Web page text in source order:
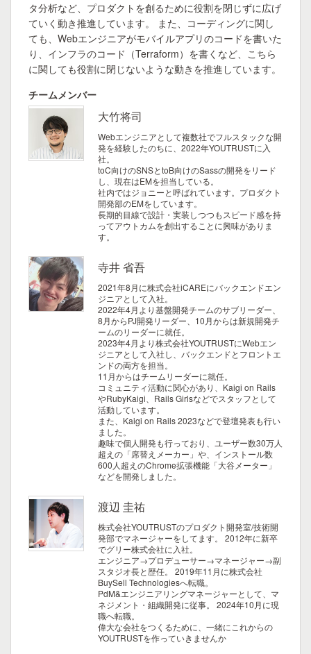
タ分析など、プロダクトを創るために役割を閉じずに広げ
ていく動き推進しています。 また、コーディングに関し
ても、Webエンジニアがモバイルアプリのコードを書いた
り、インフラのコード（Terraform）を書くなど、こちら
に関しても役割に閉じないような動きを推進しています。
チームメンバー
大竹将司
Webエンジニアとして複数社でフルスタックな開
発を経験したのちに、2022年YOUTRUSTに入
社。
toC向けのSNSとtoB向けのSassの開発をリード
し、現在はEMを担当している。
社内ではジョニーと呼ばれています。プロダクト
開発部のEMをしています。
長期的目線で設計・実装しつつもスピード感を持
ってアウトカムを創出することに興味がありま
す。
寺井 省吾
2021年8月に株式会社iCAREにバックエンドエン
ジニアとして入社。
2022年4月より基盤開発チームのサブリーダー、
8月からPJ開発リーダー、10月からは新規開発チ
ームのリーダーに就任。
2023年4月より株式会社YOUTRUSTにWebエン
ジニアとして入社し、バックエンドとフロントエ
ンドの両方を担当。
11月からはチームリーダーに就任。
コミュニティ活動に関心があり、Kaigi on Rails
やRubyKaigi、Rails Girlsなどでスタッフとして
活動しています。
また、Kaigi on Rails 2023などで登壇発表も行い
ました。
趣味で個人開発も行っており、ユーザー数30万人
超えの「席替えメーカー」や、インストール数
600人超えのChrome拡張機能「大谷メーター」
などを開発しました。
渡辺 圭祐
株式会社YOUTRUSTのプロダクト開発室/技術開
発部でマネージャーをしてます。
2012年に新卒
でグリー株式会社に入社。
エンジニア→プロデューサー→マネージャー→副
スタジオ長と歴任。
2019年11月に株式会社
BuySell Technologiesへ転職。
PdM&エンジニアリングマネージャーとして、マ
ネジメント・組織開発に従事。
2024年10月に現
職へ転職。
偉大な会社をつくるために、一緒にこれからの
YOUTRUSTを作っていきませんか